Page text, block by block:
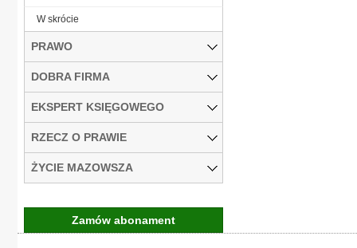
W skrócie
PRAWO
DOBRA FIRMA
EKSPERT KSIĘGOWEGO
RZECZ O PRAWIE
ŻYCIE MAZOWSZA
Zamów abonament